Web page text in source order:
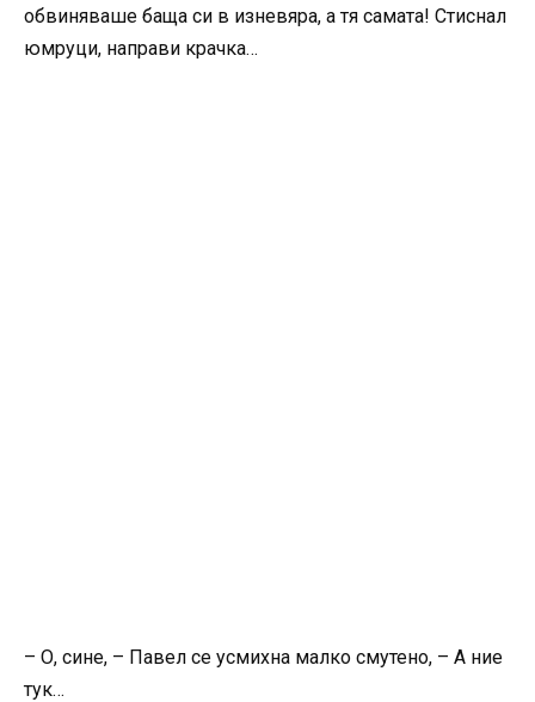
обвиняваше баща си в изневяра, а тя самата! Стиснал
юмруци, направи крачка…
– О, сине, – Павел се усмихна малко смутено, – А ние
тук…